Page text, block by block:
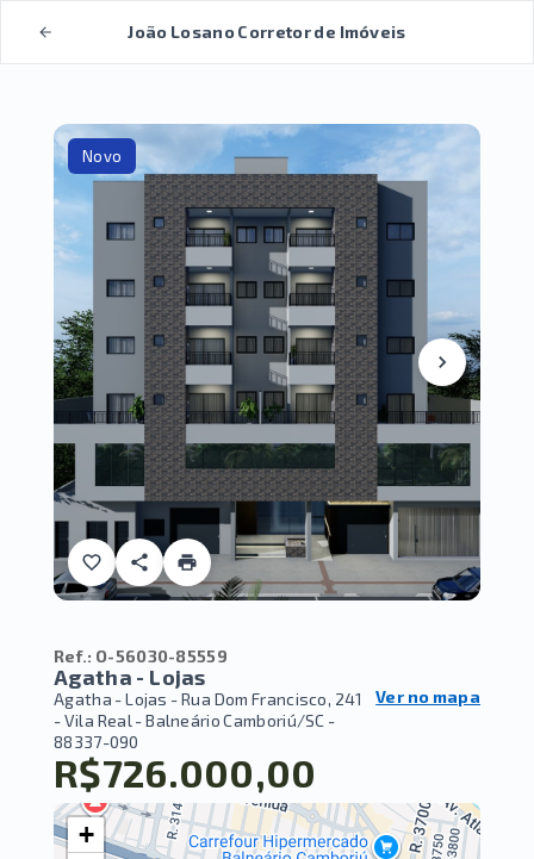
João Losano Corretor de Imóveis
Novo
Ref.: O-56030-85559
Agatha - Lojas
Agatha - Lojas -Rua Dom Francisco, 241
- Vila Real - Balneário Camboriú/SC -
88337-090
Ver no mapa
R$726.000,00
+